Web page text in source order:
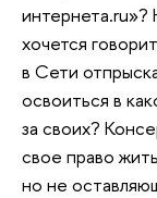
хочется
в Сети
освоиться в
за своих?
свое право
но не